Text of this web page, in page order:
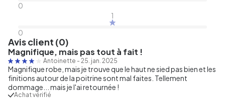
0
1
0
Avis client (0)
Magnifique, mais pas tout à fait !
Antoinette - 25. jan. 2025
Magnifique robe, mais je trouve que le haut ne sied pas bien et les
finitions autour de la poitrine sont mal faites. Tellement
dommage... mais je l'ai retournée !
Achat vérifié